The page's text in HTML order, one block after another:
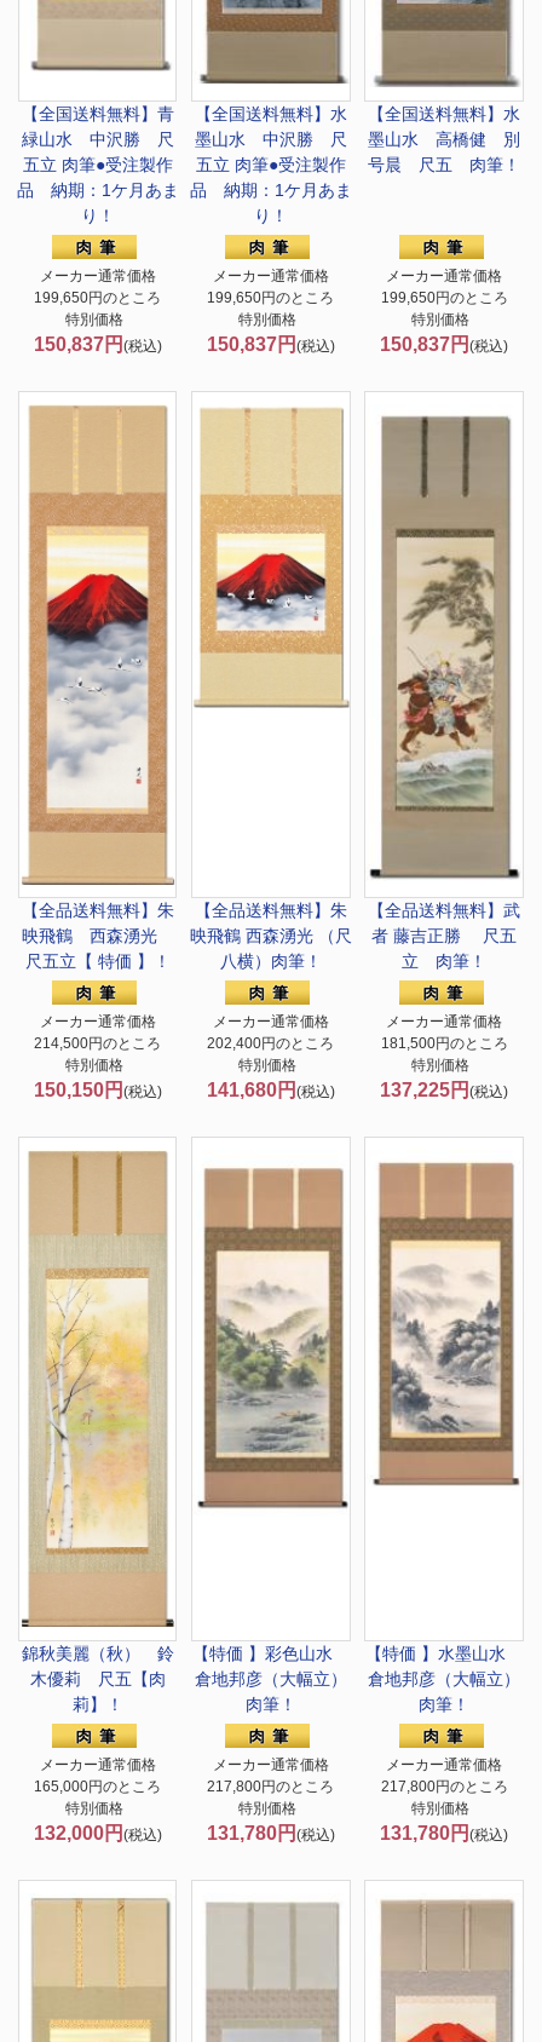
【全国送料無料】 青
緑山水 中沢勝 尺
五立 肉筆●受注製作
品 納期：1ケ月あま
り！
メーカー通常価格
199,650円のところ
特別価格
150,837円 (税込)
【全国送料無料】 水
墨山水 中沢勝 尺
五立 肉筆●受注製作
品 納期：1ケ月あま
り！
メーカー通常価格
199,650円のところ
特別価格
150,837円 (税込)
【全国送料無料】水
墨山水 高橋健 別
号晨 尺五 肉筆！
メーカー通常価格
199,650円のところ
特別価格
150,837円(税込)
【全品送料無料】 朱
映飛鶴 西森湧光
尺五立【 特価 】！
メーカー通常価格
214,500円のところ
特別価格
150,150円 (税込)
【全品送料無料】 朱
映飛鶴 西森湧光 （尺
八横）肉筆！
メーカー通常価格
202,400円のところ
特別価格
141,680円 (税込)
【全品送料無料】武
者 藤吉正勝 尺五
立 肉筆！
メーカー通常価格
181,500円のところ
特別価格
137,225円(税込)
錦秋美麗（秋） 鈴
木優莉 尺五【肉
莉】！
メーカー通常価格
165,000円のところ
特別価格
132,000円 (税込)
【特価 】彩色山水
倉地邦彦（大幅立）
肉筆！
メーカー通常価格
217,800円のところ
特別価格
131,780円 (税込)
【特価 】水墨山水
倉地邦彦（大幅立）
肉筆！
メーカー通常価格
217,800円のところ
特別価格
131,780円(税込)